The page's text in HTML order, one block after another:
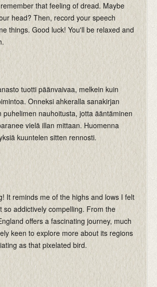
that feeling of dread. Maybe
head? Then, record your speech
things. Good luck! You'll be relaxed and
tuotti päänvaivaa, melkein kuin
Onneksi ahkeralla sanakirjan
nauhoitusta, jotta ääntäminen
vielä illan mittaan. Huomenna
kuuntelen sitten rennosti.
It reminds me of the highs and lows I felt
so addictively compelling. From the
offers a fascinating journey, much
keen to explore more about its regions
as that pixelated bird.